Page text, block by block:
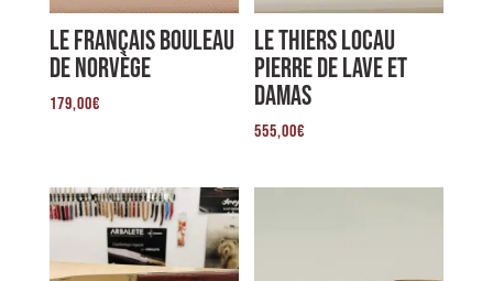
Le Français Bouleau
de Norvège
179,00€
Le Thiers Locau
Pierre de Lave et
damas
555,00€